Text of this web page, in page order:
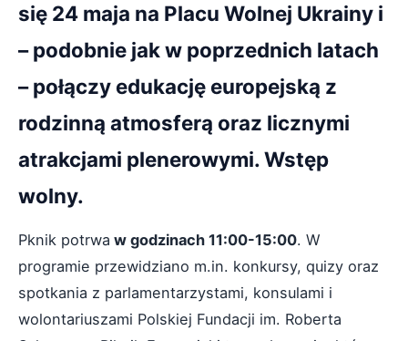
się 24 maja na Placu Wolnej Ukrainy i
– podobnie jak w poprzednich latach
– połączy edukację europejską z
rodzinną atmosferą oraz licznymi
atrakcjami plenerowymi. Wstęp
wolny.
Pknik potrwa w godzinach 11:00-15:00. W
programie przewidziano m.in. konkursy, quizy oraz
spotkania z parlamentarzystami, konsulami i
wolontariuszami Polskiej Fundacji im. Roberta